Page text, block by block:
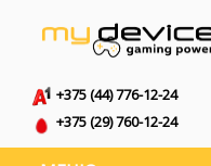
+375 (44) 776-12-24
+375 (29) 760-12-24